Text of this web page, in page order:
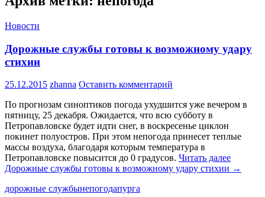
Новости
Дорожные службы готовы к возможному удару
стихии
25.12.2015 zhanna Оставить комментарий
По прогнозам синоптиков погода ухудшится уже вечером в
пятницу, 25 декабря. Ожидается, что всю субботу в
Петропавловске будет идти снег, в воскресенье циклон
покинет полуостров. При этом непогода принесет теплые
массы воздуха, благодаря которым температура в
Петропавловске повысится до 0 градусов. Читать далее
Дорожные службы готовы к возможному удару стихии →
дорожные службынепогодапурга